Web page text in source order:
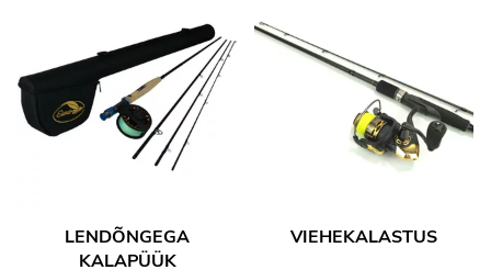
LENDÕNGEGA
KALAPÜÜK
VIEHEKALASTUS